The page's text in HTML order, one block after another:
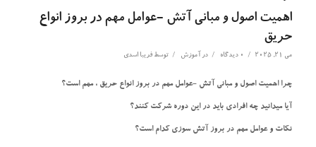
اهمیت اصول و مبانی آتش -عوامل مهم در بروز انواع
حریق
می 21, 2025 / 0 دیدگاه / در آموزش / توسط فریبا اسدی
چرا اهمیت اصول و مبانی آتش -عوامل مهم در بروز انواع حریق ، مهم است؟
آیا میدانید چه افرادی باید در این دوره شرکت کنند؟
نکات و عوامل مهم در بروز آتش سوزی کدام است؟